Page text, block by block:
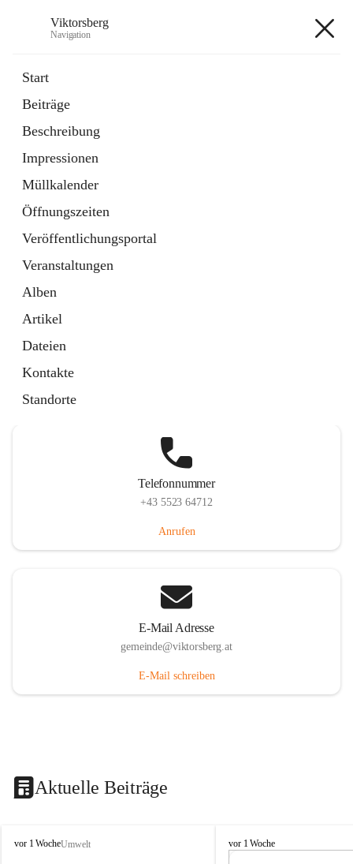
Viktorsberg
Navigation
Start
Beiträge
Beschreibung
Impressionen
Müllkalender
Öffnungszeiten
Veröffentlichungsportal
Veranstaltungen
Alben
Artikel
Dateien
Kontakte
Standorte
1 Schnellzugriff
Bürgerservice
10 Schnellzugriffe
Telefonnummer
+43 5523 64712
Anrufen
E-Mail Adresse
gemeinde@viktorsberg.at
E-Mail schreiben
Aktuelle Beiträge
V
vor 1 WocheUmwelt
V
vor 1 Woche